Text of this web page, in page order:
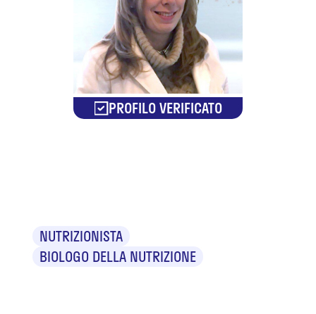
PROFILO VERIFICATO
NUTRIZIONISTA
BIOLOGO DELLA NUTRIZIONE